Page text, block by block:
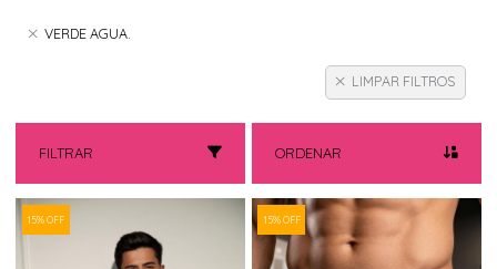
VERDE AGUA.
LIMPAR FILTROS
FILTRAR ORDENAR
15% OFF 15% OFF